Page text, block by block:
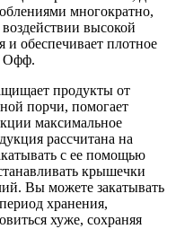
многократно,
высокой
и обеспечивает плотное
Офф.
продукты от
порчи, помогает
максимальное
рассчитана на
с ее помощью
крышечки
Вы можете закатывать
хранения,
хуже, сохраняя